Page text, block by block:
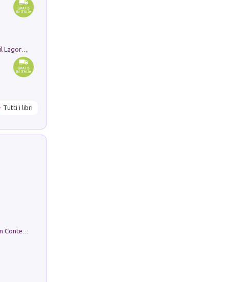
Tutti i libri
in alto! Livello A1. Con CD-Audio. Con Contenuto digitale per accesso on line